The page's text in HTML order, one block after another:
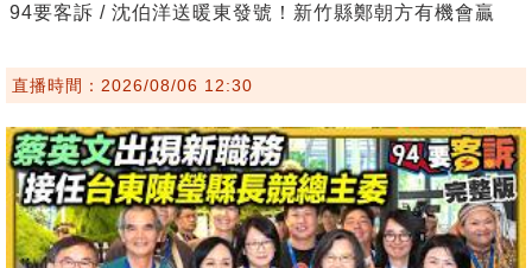
94要客訴 / 沈伯洋送暖東發號！新竹縣鄭朝方有機會贏
直播時間：2026/08/06 12:30